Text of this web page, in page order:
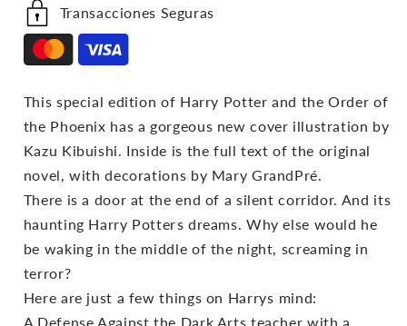
The
Phoenix
The
Transacciones Seguras
This special edition of Harry Potter and the Order of
the Phoenix has a gorgeous new cover illustration by
Kazu Kibuishi. Inside is the full text of the original
novel, with decorations by Mary GrandPré.
There is a door at the end of a silent corridor. And its
haunting Harry Potters dreams. Why else would he
be waking in the middle of the night, screaming in
terror?
Here are just a few things on Harrys mind:
A Defense Against the Dark Arts teacher with a